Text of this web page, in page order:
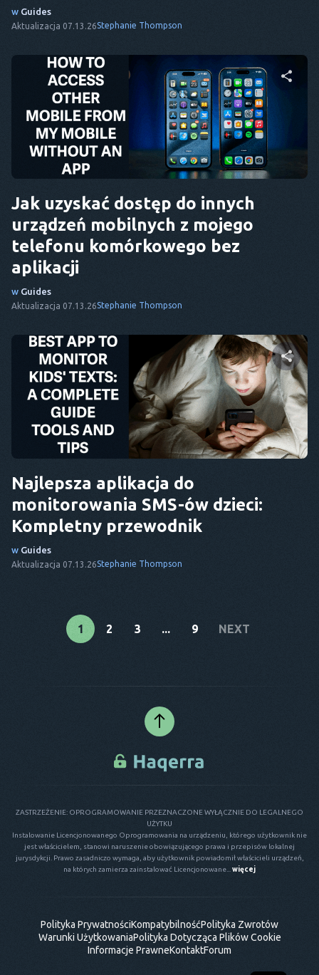
w Guides
Aktualizacja 07.13.26Stephanie Thompson
Udostępnij ten artykuł
Twitter Facebook Kopiuj link
Jak uzyskać dostęp do innych
urządzeń mobilnych z mojego
telefonu komórkowego bez
aplikacji
w Guides
Aktualizacja 07.13.26Stephanie Thompson
Udostępnij ten artykuł
Twitter Facebook Kopiuj link
Najlepsza aplikacja do
monitorowania SMS-ów dzieci:
Kompletny przewodnik
w Guides
Aktualizacja 07.13.26Stephanie Thompson
1 2 3 ... 9 NEXT
ZASTRZEŻENIE: OPROGRAMOWANIE PRZEZNACZONE WYŁĄCZNIE DO LEGALNEGO
UŻYTKU
Instalowanie Licencjonowanego Oprogramowania na urządzeniu, którego użytkownik nie
jest właścicielem, stanowi naruszenie obowiązującego prawa i przepisów lokalnej
jurysdykcji. Prawo zasadniczo wymaga, aby użytkownik powiadomił właścicieli urządzeń,
na których zamierza zainstalować Licencjonowane...więcej
Polityka PrywatnościKompatybilnośćPolityka Zwrotów
Warunki UżytkowaniaPolityka Dotycząca Plików Cookie
Informacje PrawneKontaktForum